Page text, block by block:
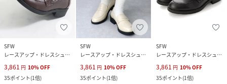
SFW
レースアップ・ドレスシューズ
3,861 円 10%OFF
35ポイント(1倍)
SFW
レースアップ・ドレスシューズ
3,861 円 10%OFF
35ポイント(1倍)
SFW
レースアップ・ドレスシューズ
3,861 円 10%OFF
35ポイント(1倍)